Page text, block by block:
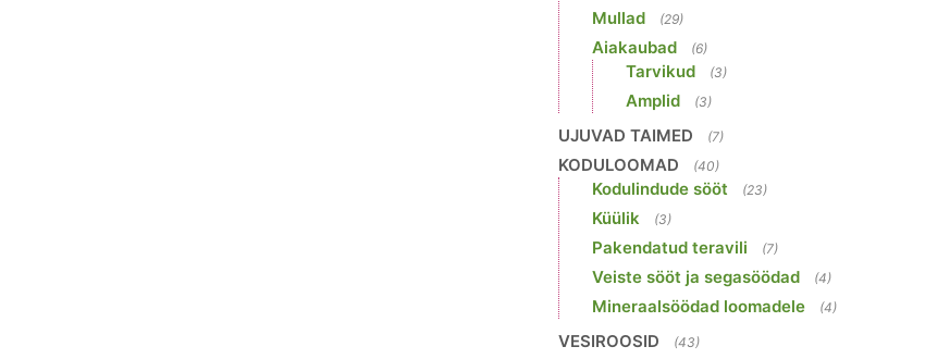
Mullad (29)
Aiakaubad (6)
Tarvikud (3)
Amplid (3)
UJUVAD TAIMED (7)
KODULOOMAD (40)
Kodulindude sööt (23)
Küülik (3)
Pakendatud teravili (7)
Veiste sööt ja segasöödad (4)
Mineraalsöödad loomadele (4)
VESIROOSID (43)